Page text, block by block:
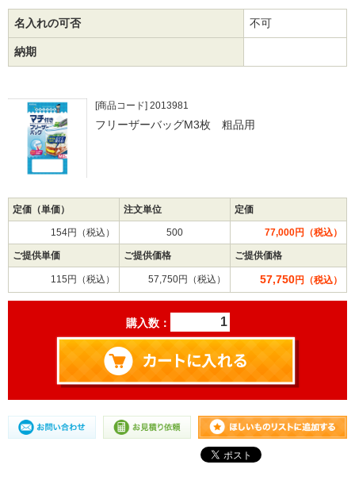
名入れの可否 不可
納期
[商品コード] 2013981
フリーザーバッグM3枚 粗品用
定価（単価） 注文単位 定価
154円（税込） 500 77,000円（税込）
ご提供単価 ご提供価格 ご提供価格
115円（税込） 57,750円（税込） 57,750円（税込）
購入数：